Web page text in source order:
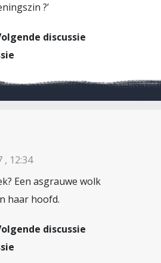
?’
discussie
, 12:34
Een asgrauwe wolk
haar hoofd.
discussie